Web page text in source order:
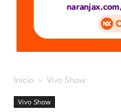
Inicio Vivo Show
Vivo Show